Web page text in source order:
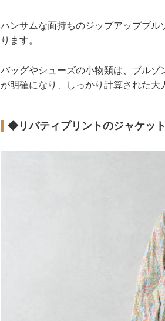
ハンサムな面持ちのジップアップブル
ります。
バッグやシューズの小物類は、ブル
が明確になり、しっかり計算された大
◆リバティプリントのジャケット